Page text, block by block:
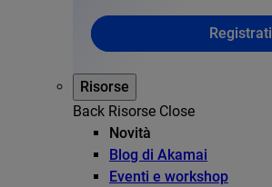
Registrati
Risorse
Back Risorse Close
Novità
Blog di Akamai
Eventi e workshop